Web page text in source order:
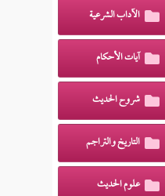
الآداب الشرعية
آيات الأحكام
شروح الحديث
التاريخ والتراجم
علوم الحديث